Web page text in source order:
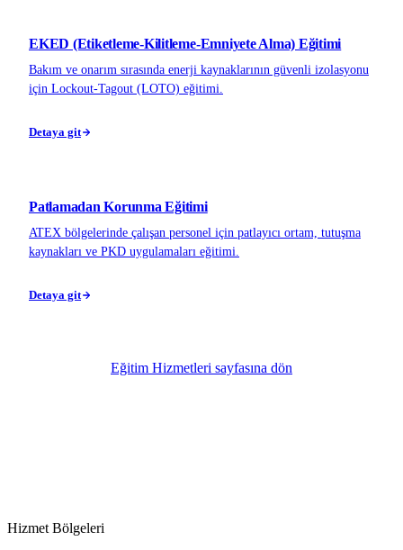
EKED (Etiketleme-Kilitleme-Emniyete Alma) Eğitimi
Bakım ve onarım sırasında enerji kaynaklarının güvenli izolasyonu
için Lockout-Tagout (LOTO) eğitimi.
Detaya git
Patlamadan Korunma Eğitimi
ATEX bölgelerinde çalışan personel için patlayıcı ortam, tutuşma
kaynakları ve PKD uygulamaları eğitimi.
Detaya git
Eğitim Hizmetleri sayfasına dön
Hizmet Bölgeleri